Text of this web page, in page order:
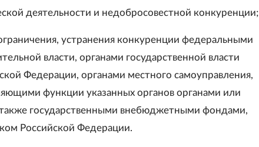
деятельности и недобросовестной конкуренции;
устранения конкуренции федеральными
власти, органами государственной власти
Федерации, органами местного самоуправления,
функции указанных органов органами или
также государственными внебюджетными фондами,
Российской Федерации.